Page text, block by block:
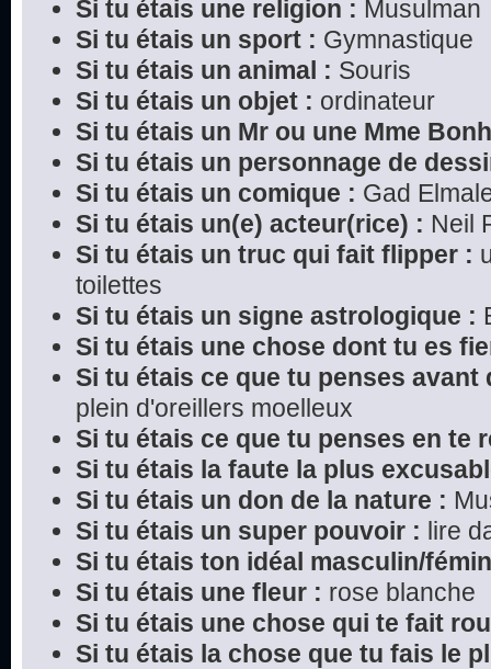
Si tu étais une religion : Musulman
Si tu étais un sport : Gymnastique
Si tu étais un animal : Souris
Si tu étais un objet : ordinateur
Si tu étais un Mr ou une Mme
Si tu étais un personnage de
Si tu étais un comique : Gad
Si tu étais un(e) acteur(rice) : Neil
Si tu étais un truc qui fait flipper :
toilettes
Si tu étais un signe astrologique :
Si tu étais une chose dont tu es
Si tu étais ce que tu penses avant
plein d'oreillers moelleux
Si tu étais ce que tu penses en te
Si tu étais la faute la plus
Si tu étais un don de la nature :
Si tu étais un super pouvoir : lire
Si tu étais ton idéal masculin/
Si tu étais une fleur : rose blanche
Si tu étais une chose qui te fait
Si tu étais la chose que tu fais le